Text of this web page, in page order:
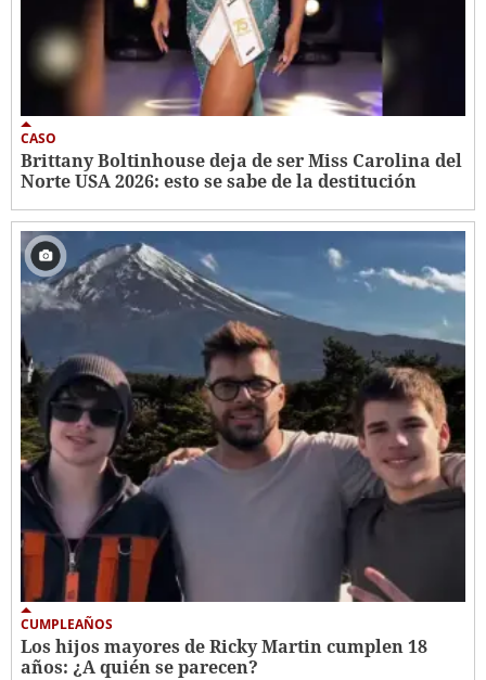
CASO
Brittany Boltinhouse deja de ser Miss Carolina del
Norte USA 2026: esto se sabe de la destitución
CUMPLEAÑOS
Los hijos mayores de Ricky Martin cumplen 18
años: ¿A quién se parecen?